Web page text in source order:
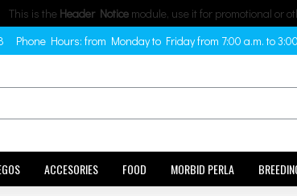
This is the Header Notice module, use it for promotional or
Phone Hours: from Monday to Friday from 7:00 a.m. to
ACCESORIES FOOD MORBID PERLA